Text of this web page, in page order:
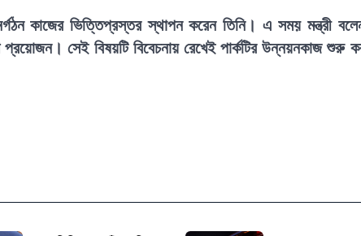
কাজের ভিত্তিপ্রস্তর স্থাপন করেন তিনি। এ সময় মন্ত্রী
সেই বিষয়টি বিবেচনায় রেখেই পার্কটির উন্নয়নকাজ শুরু